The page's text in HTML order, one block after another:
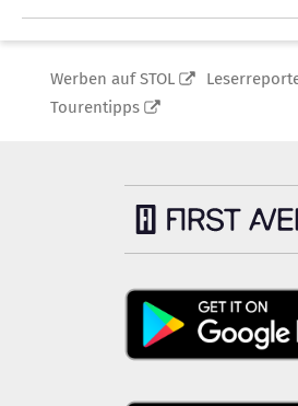
Werben auf STOL
Tourentipps